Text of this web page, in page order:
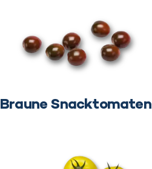
Braune Snacktomaten